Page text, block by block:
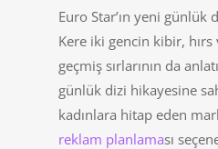
Euro Star’ın yeni günlük
Kere iki gencin kibir, hırs
geçmiş sırlarının da
günlük dizi hikayesine
kadınlara hitap eden
reklam planlaması